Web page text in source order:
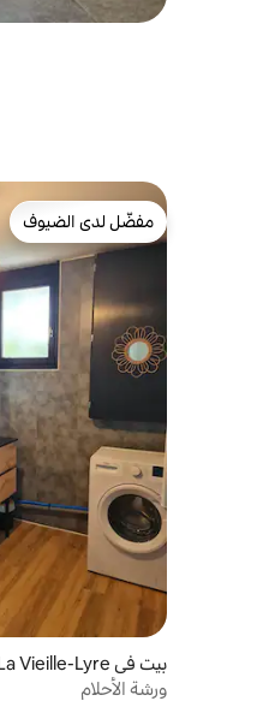
مفضّل لدى الضيوف
مفضّل لدى الضيوف
بيت في La Vieille-Lyre
ورشة الأحلام